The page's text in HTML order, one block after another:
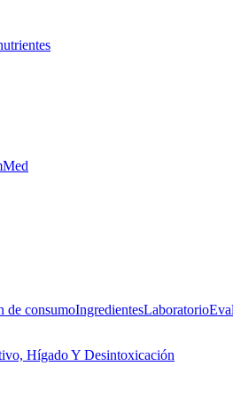
de consumoIngredientesLaboratorio
Hígado Y Desintoxicación